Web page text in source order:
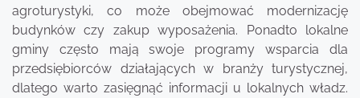
agroturystyki, co może obejmować modernizację
budynków czy zakup wyposażenia. Ponadto lokalne
gminy często mają swoje programy wsparcia dla
przedsiębiorców działających w branży turystycznej,
dlatego warto zasięgnąć informacji u lokalnych władz.